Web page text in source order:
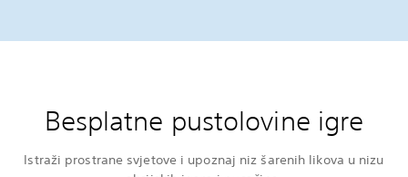
Besplatne pustolovine igre
Istraži prostrane svjetove i upoznaj niz šarenih likova u nizu